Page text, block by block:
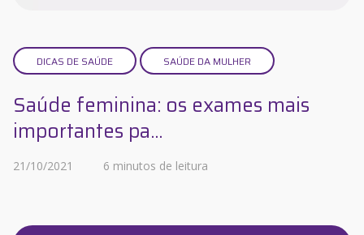
DICAS DE SAÚDE SAÚDE DA MULHER
Saúde feminina: os exames mais
importantes pa...
21/10/2021 6 minutos de leitura